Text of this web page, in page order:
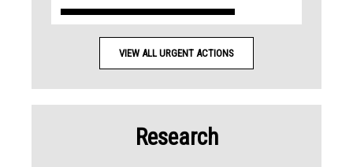
VIEW ALL URGENT ACTIONS
Research